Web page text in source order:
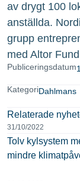
Publiceringsdatum
KategoriDahlmans
Relaterade
31/10/2022
Tolv kylsystem
mindre
av drygt 100
anställda.
grupp
med Altor